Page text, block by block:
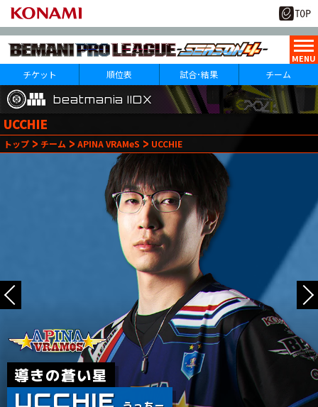
チケット 順位表 試合･結果
beatmania IIDX
10月29日(火)
第1試合
チーム
beatmania IIDX
beatmania IIDX
UCCHIE
トップ チーム APINA VRAMeS UCCHIE